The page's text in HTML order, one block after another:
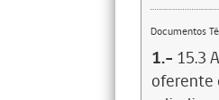
Documentos
1.- 15.3
oferente